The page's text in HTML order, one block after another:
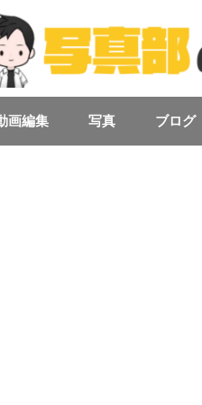
画編集 写真 ブログ